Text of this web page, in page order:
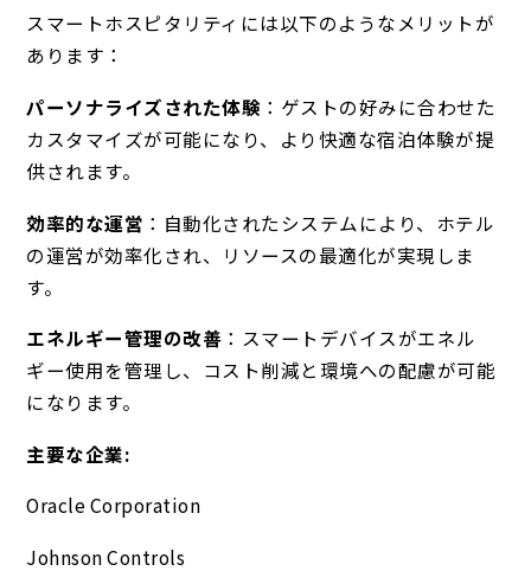
スマートホスピタリティには以下のようなメリットが
あります：
パーソナライズされた体験 ：ゲストの好みに合わせた
カスタマイズが可能になり、より快適な宿泊体験が提
供されます。
効率的な運営 ：自動化されたシステムにより、ホテル
の運営が効率化され、リソースの最適化が実現しま
す。
エネルギー管理の改善 ：スマートデバイスがエネル
ギー使用を管理し、コスト削減と環境への配慮が可能
になります。
主要な企業:
Oracle Corporation
Johnson Controls